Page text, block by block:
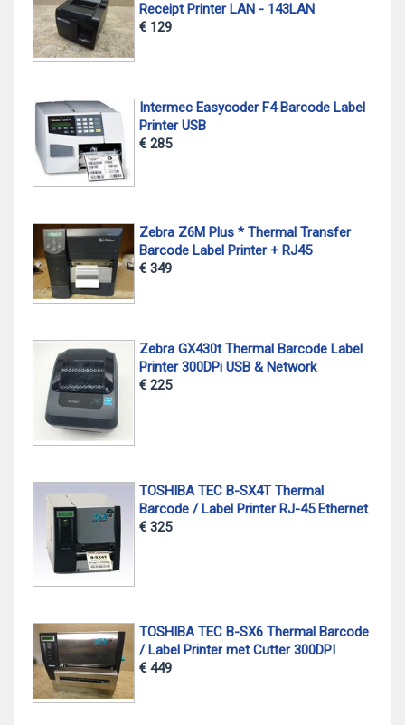
Receipt Printer LAN - 143LAN
€ 129
Intermec Easycoder F4 Barcode Label
Printer USB
€ 285
Zebra Z6M Plus * Thermal Transfer
Barcode Label Printer + RJ45
€ 349
Zebra GX430t Thermal Barcode Label
Printer 300DPi USB & Network
€ 225
TOSHIBA TEC B-SX4T Thermal
Barcode / Label Printer RJ-45 Ethernet
€ 325
TOSHIBA TEC B-SX6 Thermal Barcode
/ Label Printer met Cutter 300DPI
€ 449